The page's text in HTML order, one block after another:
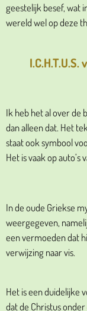
geestelijk besef, wat
wereld wel op deze
Ik heb het al over de
dan alleen dat. Het
staat ook symbool
Het is vaak op
In de oude Griekse
weergegeven,
een vermoeden dat
verwijzing naar vis.
Het is een duidelijke
dat de Christus